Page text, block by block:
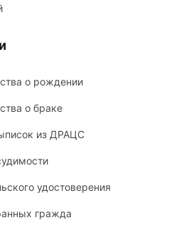
о рождении
о браке
из ДРАЦС
удостоверения
гражда